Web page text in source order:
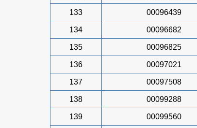
133 00096439
134 00096682
135 00096825
136 00097021
137 00097508
138 00099288
139 00099560